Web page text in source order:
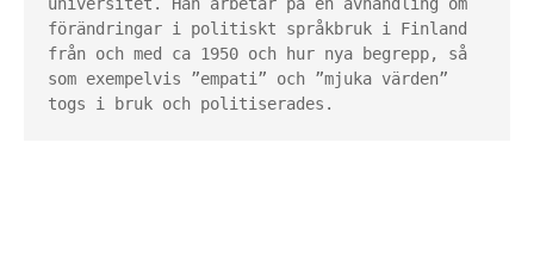
universitet. Han arbetar på en avhandling om
förändringar i politiskt språkbruk i Finland
från och med ca 1950 och hur nya begrepp, så
som exempelvis ”empati” och ”mjuka värden”
togs i bruk och politiserades.